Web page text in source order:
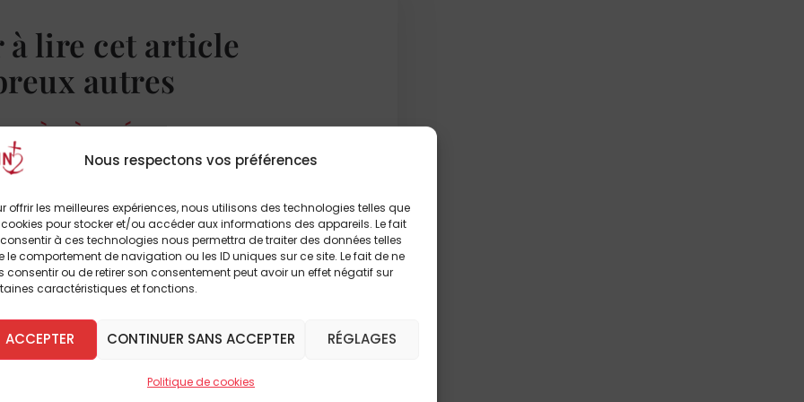
Nous respectons vos préférences
offrir les meilleures expériences, nous utilisons des technologies telles que
pour stocker et/ou accéder aux informations des appareils. Le fait
à ces technologies nous permettra de traiter des données telles
le comportement de navigation ou les ID uniques sur ce site. Le fait de ne
consentir ou de retirer son consentement peut avoir un effet négatif sur
caractéristiques et fonctions.
ACCEPTER CONTINUER SANS ACCEPTER RÉGLAGES
Politique de cookies
même, «
». Il n’y a doncpas d’hommes sans
morale est forcément une philosophie
est la place particulière de la vertu de
tempérance s’exercent sur le sujet lui-
irascibles et concupiscibles du sujet,
établisse dans un juste milieu relatif au
rapport étroit avec lebien communet la vie
pas oublier cependant la prudence, «la
De Corte. Elle est celle qui «guide
Sa fonction principale est de gouverner la
lire cet article
autres
DÈS À PRÉSENT